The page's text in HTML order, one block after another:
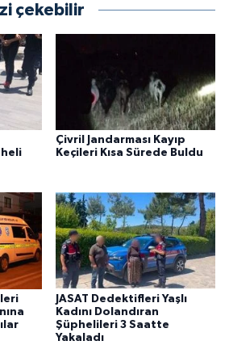
çekebilir
Çivril Jandarması Kayıp
Keçileri Kısa Sürede Buldu
JASAT Dedektifleri Yaşlı
Kadını Dolandıran
Şüphelileri 3 Saatte
Yakaladı